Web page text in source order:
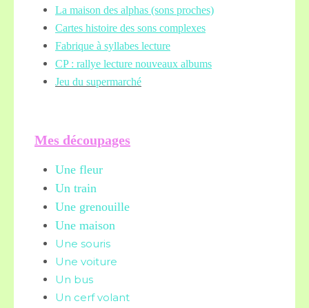
La maison des alphas (sons proches)
Cartes histoire des sons complexes
Fabrique à syllabes lecture
CP : rallye lecture nouveaux albums
Jeu du supermarché
Mes découpages
Une fleur
Un train
Une grenouille
Une maison
Une souris
Une voiture
Un bus
Un cerf volant